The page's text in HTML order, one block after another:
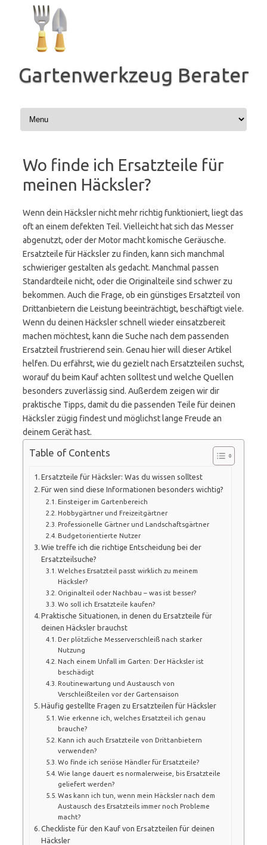
Inhalt
springen
Gartenwerkzeug Berater
Wo finde ich Ersatzteile für
meinen Häcksler?
Wenn dein Häcksler nicht mehr richtig funktioniert, liegt das
oft an einem defekten Teil. Vielleicht hat sich das Messer
abgenutzt, oder der Motor macht komische Geräusche.
Ersatzteile für Häcksler zu finden, kann sich manchmal
schwieriger gestalten als gedacht. Manchmal passen
Standardteile nicht, oder die Originalteile sind schwer zu
bekommen. Auch die Frage, ob ein günstiges Ersatzteil von
Drittanbietern die Leistung beeinträchtigt, beschäftigt viele.
Wenn du deinen Häcksler schnell wieder einsatzbereit
machen möchtest, kann die Suche nach dem passenden
Ersatzteil frustrierend sein. Genau hier will dieser Artikel
helfen. Du erfährst, wie du gezielt nach Ersatzteilen suchst,
worauf du beim Kauf achten solltest und welche Quellen
besonders zuverlässig sind. Außerdem zeigen wir dir
praktische Tipps, damit du die passenden Teile für deinen
Häcksler zügig findest und möglichst lange Freude an
deinem Gerät hast.
Table of Contents
Ersatzteile für Häcksler: Was du wissen solltest
Für wen sind diese Informationen besonders wichtig?
Einsteiger im Gartenbereich
Hobbygärtner und Freizeitgärtner
Professionelle Gärtner und Landschaftsgärtner
Budgetorientierte Nutzer
Wie treffe ich die richtige Entscheidung bei der
Ersatzteilsuche?
Welches Ersatzteil passt wirklich zu meinem
Häcksler?
Originalteil oder Nachbau – was ist besser?
Wo soll ich Ersatzteile kaufen?
Praktische Situationen, in denen du Ersatzteile für
deinen Häcksler brauchst
Der plötzliche Messerverschleiß nach starker
Nutzung
Nach einem Unfall im Garten: Der Häcksler ist
beschädigt
Routinewartung und Austausch von
Verschleißteilen vor der Gartensaison
Häufig gestellte Fragen zu Ersatzteilen für Häcksler
Wie erkenne ich, welches Ersatzteil ich genau
brauche?
Kann ich auch Ersatzteile von Drittanbietern
verwenden?
Wo finde ich seriöse Händler für Ersatzteile?
Wie lange dauert es normalerweise, bis Ersatzteile
geliefert werden?
Was kann ich tun, wenn mein Häcksler nach dem
Austausch des Ersatzteils immer noch Probleme
macht?
Checkliste für den Kauf von Ersatzteilen für deinen
Häcksler